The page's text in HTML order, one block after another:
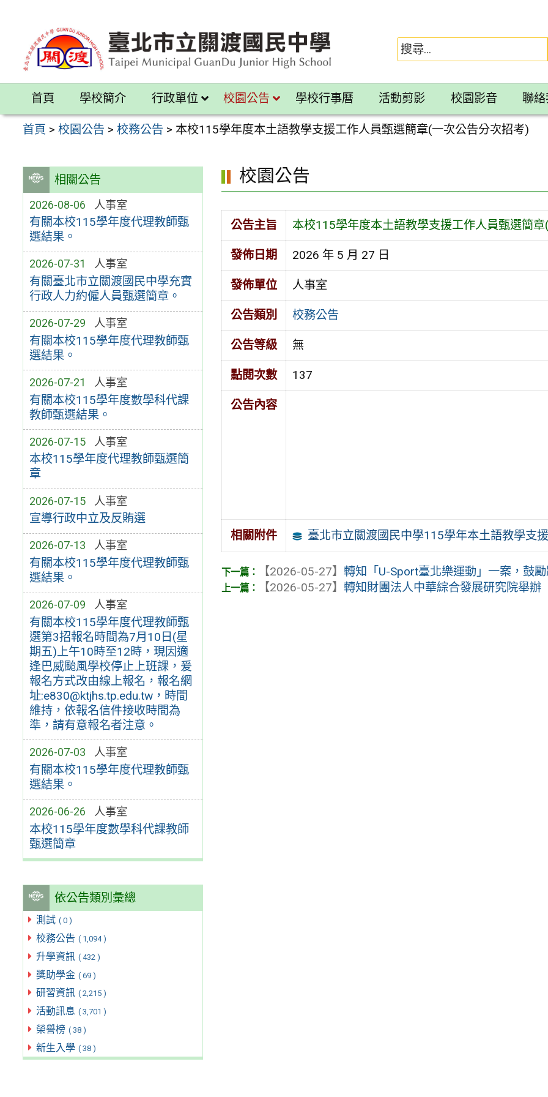
內
區
首頁 學校簡介 行政單位 校園公告 學校行事曆 活動剪影 校園影音 聯絡
首頁 >校園公告 >校務公告 > 本校115學年度本土語教學支援工作人員甄選簡章(一次公告分次招考)
相關公告
2026-08-06 人事室
有關本校115學年度代理教師甄
選結果。
2026-07-31 人事室
有關臺北市立關渡國民中學充實
行政人力約僱人員甄選簡章。
2026-07-29 人事室
有關本校115學年度代理教師甄
選結果。
2026-07-21 人事室
有關本校115學年度數學科代課
教師甄選結果。
2026-07-15 人事室
本校115學年度代理教師甄選簡
章
2026-07-15 人事室
宣導行政中立及反賄選
2026-07-13 人事室
有關本校115學年度代理教師甄
選結果。
2026-07-09 人事室
有關本校115學年度代理教師甄
選第3招報名時間為7月10日(星
期五)上午10時至12時，現因適
逢巴威颱風學校停止上班課，爰
報名方式改由線上報名，報名網
址:e830@ktjhs.tp.edu.tw，時間
維持，依報名信件接收時間為
準，請有意報名者注意。
2026-07-03 人事室
有關本校115學年度代理教師甄
選結果。
2026-06-26 人事室
本校115學年度數學科代課教師
甄選簡章
依公告類別彙總
測試 ( 0 )
校務公告 ( 1,094 )
升學資訊 ( 432 )
獎助學金 ( 69 )
研習資訊 ( 2,215 )
活動訊息 ( 3,701 )
榮譽榜 ( 38 )
新生入學 ( 38 )
校園公告
公告主旨 本校115學年度本土語教學支援工作人員甄選簡
發佈日期 2026 年 5 月 27 日
發佈單位 人事室
公告類別 校務公告
公告等級 無
點閱次數 137
公告內容
相關附件 臺北市立關渡國民中學115學年本土語教學支
【2026-05-27】轉知「U-Sport臺北樂運動」一案，鼓
【2026-05-27】轉知財團法人中華綜合發展研究院舉辦